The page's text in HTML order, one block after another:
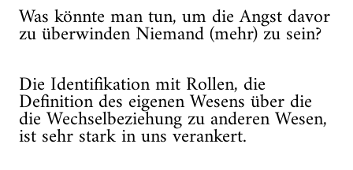
Was könnte man tun, um die Angst davor
zu überwinden Niemand (mehr) zu sein?
Die Identifikation mit Rollen, die
Definition des eigenen Wesens über die
die Wechselbeziehung zu anderen Wesen,
ist sehr stark in uns verankert.